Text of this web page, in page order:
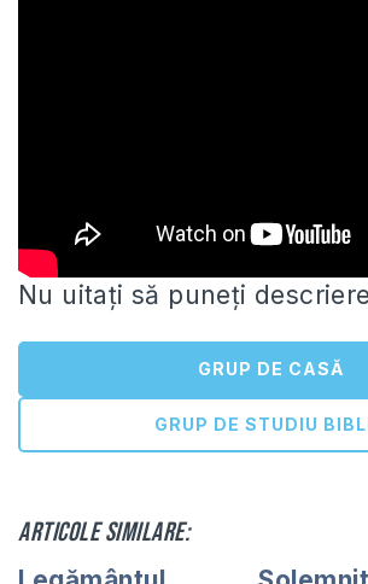
Nu uitați să puneți
GRUP DE CASĂ
GRUP DE STUDIU
Articole similare: